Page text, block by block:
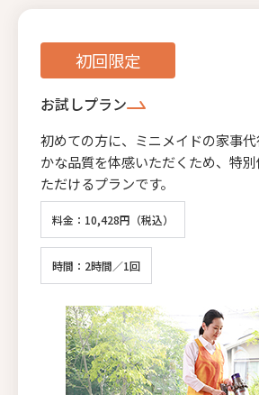
初回限定
お試しプラン
初めての方に、ミニメイドの家事
かな品質を体感いただくため、特
ただけるプランです。
料金：10,428円（税込）
時間：2時間／1回